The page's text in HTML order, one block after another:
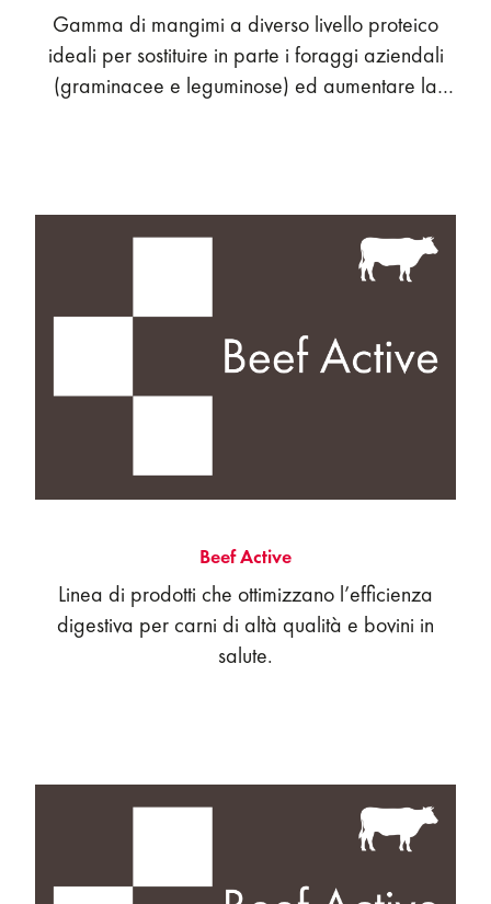
Gamma di mangimi a diverso livello proteico
ideali per sostituire in parte i foraggi aziendali
(graminacee e leguminose) ed aumentare la
Beef Active
Linea di prodotti che ottimizzano l’efficienza
digestiva per carni di altà qualità e bovini in
salute.